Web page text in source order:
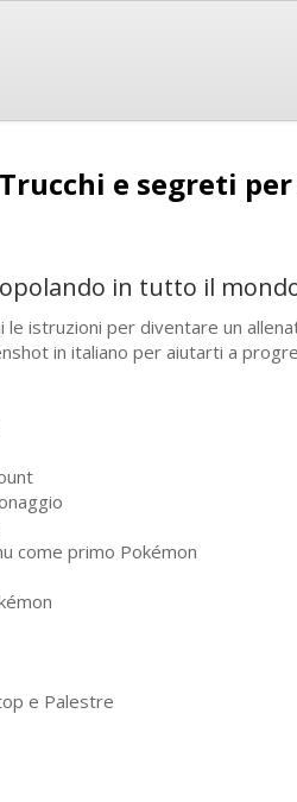
e segreti
in tutto il
istruzioni per diventare un
in italiano per aiutarti a
come primo Pokémon
e Palestre